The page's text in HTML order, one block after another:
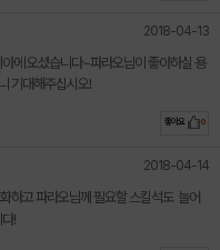
2018-04-13
에 오셨습니다~파라오님이 좋아하실 용
기대해주십시오!
좋아요 0
2018-04-14
하고 파라오님께 필요할 스킬석도 늘어
!